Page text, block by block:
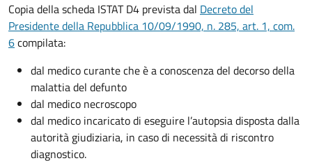
Copia della scheda ISTAT D4 prevista dal Decreto del
Presidente della Repubblica 10/09/1990, n. 285, art. 1, com.
6compilata:
dal medico curante che è a conoscenza del decorso della
malattia del defunto
dal medico necroscopo
dal medico incaricato di eseguire l’autopsia disposta dalla
autorità giudiziaria, in caso di necessità di riscontro
diagnostico.